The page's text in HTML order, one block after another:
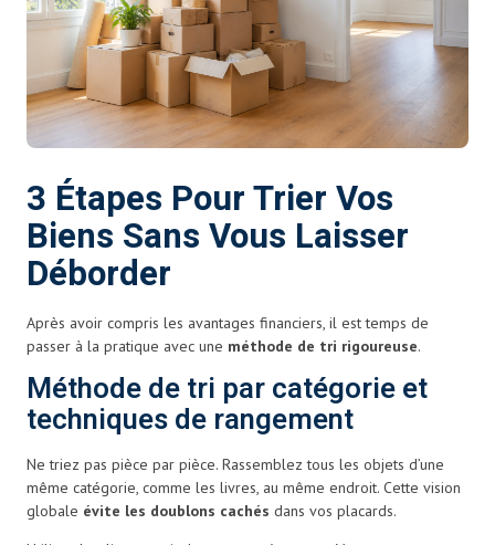
3 Étapes Pour Trier Vos
Biens Sans Vous Laisser
Déborder
Après avoir compris les avantages financiers, il est temps de
passer à la pratique avec une méthode de tri rigoureuse.
Méthode de tri par catégorie et
techniques de rangement
Ne triez pas pièce par pièce. Rassemblez tous les objets d’une
même catégorie, comme les livres, au même endroit. Cette vision
globale évite les doublons cachés dans vos placards.